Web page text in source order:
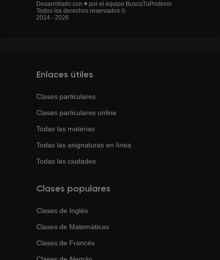
Desarrollado con ♥ por el equipo BuscaTuProfesor
Todos los derechos reservados ©
2014 - 2026
Enlaces útiles
Clases particulares
Clases particulares online
Todas las materias
Todas las asignaturas en línea
Todas las ciudades
Clases populares
Clases de Inglés
Clases de Matemáticas
Clases de Francés